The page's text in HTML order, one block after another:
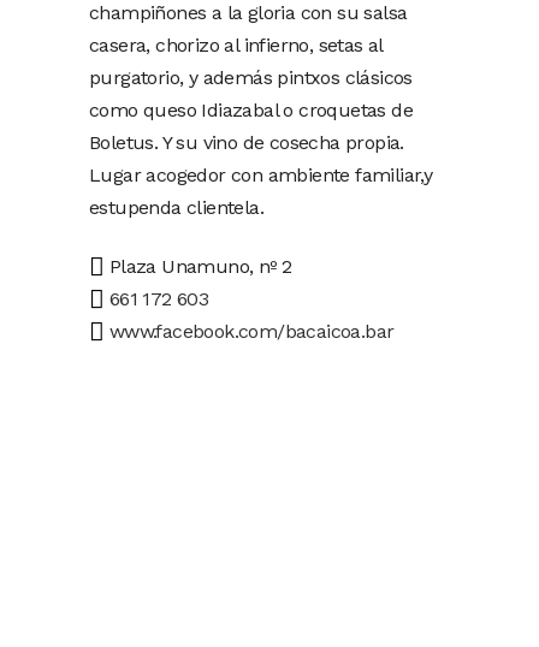
champiñones a la gloria con su salsa
casera, chorizo al infierno, setas al
purgatorio, y además pintxos clásicos
como queso Idiazabal o croquetas de
Boletus. Y su vino de cosecha propia.
Lugar acogedor con ambiente familiar,y
estupenda clientela.
Plaza Unamuno, nº 2
661 172 603
www.facebook.com/bacaicoa.bar